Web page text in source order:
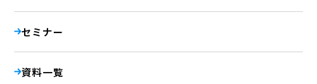
セミナー
資料一覧